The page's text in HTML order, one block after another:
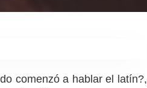
comenzó a hablar el latín?,